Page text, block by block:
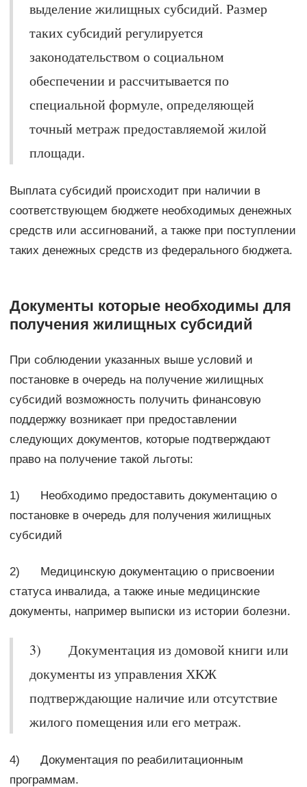
выделение жилищных субсидий. Размер
таких субсидий регулируется
законодательством о социальном
обеспечении и рассчитывается по
специальной формуле, определяющей
точный метраж предоставляемой жилой
площади.
Выплата субсидий происходит при наличии в
соответствующем бюджете необходимых денежных
средств или ассигнований, а также при поступлении
таких денежных средств из федерального бюджета.
Документы которые необходимы для
получения жилищных субсидий
При соблюдении указанных выше условий и
постановке в очередь на получение жилищных
субсидий возможность получить финансовую
поддержку возникает при предоставлении
следующих документов, которые подтверждают
право на получение такой льготы:
1) Необходимо предоставить документацию о
постановке в очередь для получения жилищных
субсидий
2) Медицинскую документацию о присвоении
статуса инвалида, а также иные медицинские
документы, например выписки из истории болезни.
3) Документация из домовой книги или
документы из управления ХКЖ
подтверждающие наличие или отсутствие
жилого помещения или его метраж.
4) Документация по реабилитационным
программам.